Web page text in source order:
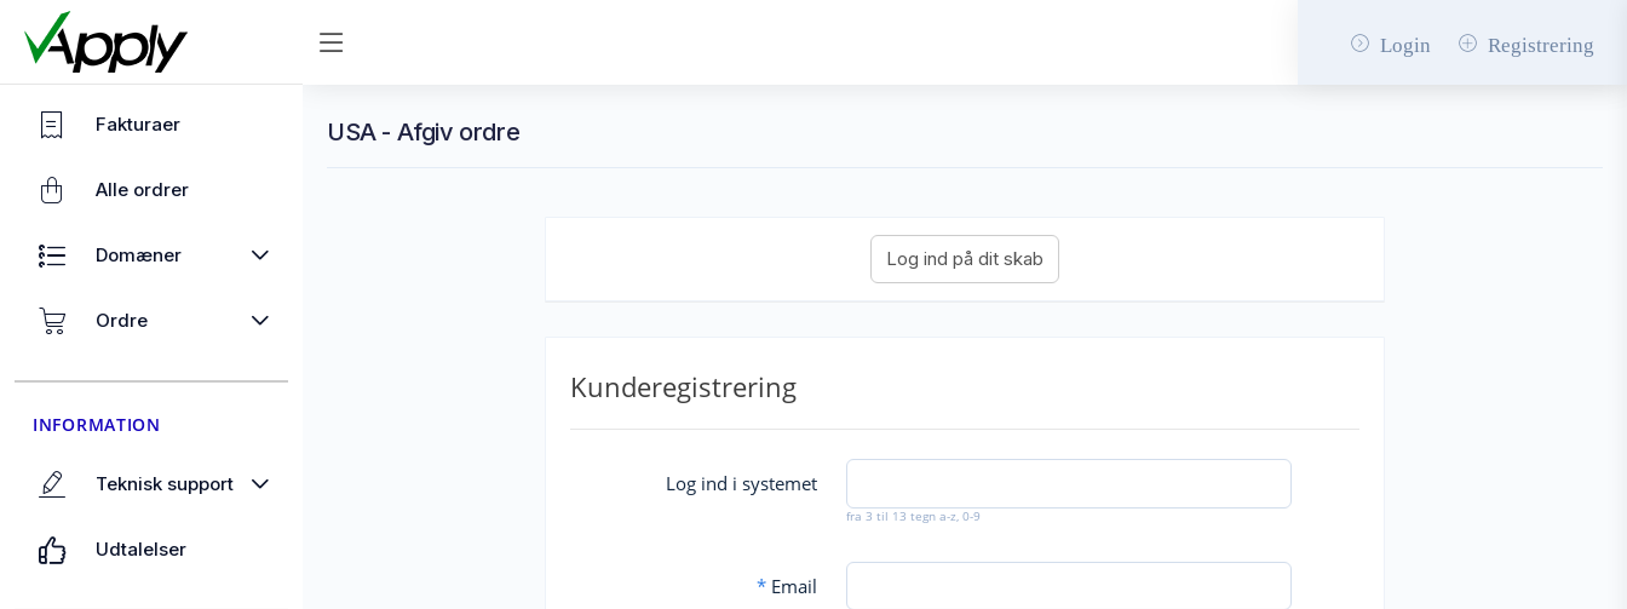
Login Registrering
Fakturaer
Alle ordrer
Domæner
Ordre
INFORMATION
Teknisk support
Udtalelser
USA - Afgiv ordre
Kunderegistrering
Log ind i systemet
fra 3 til 13 tegn a-z, 0-9
*Email